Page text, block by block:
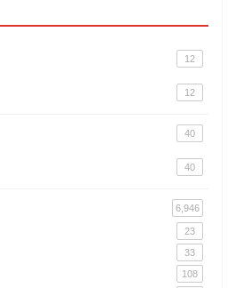
12
12
40
40
6,946
23
33
108